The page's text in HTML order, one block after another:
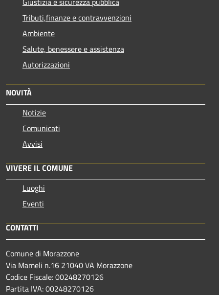
Tributi,finanze e contravvenzioni
Ambiente
Salute, benessere e assistenza
Autorizzazioni
NOVITÀ
Notizie
Comunicati
Avvisi
VIVERE IL COMUNE
Luoghi
Eventi
CONTATTI
Comune di Morazzone
Via Mameli n.16 21040 VA Morazzone
Codice Fiscale: 00248270126
Partita IVA: 00248270126